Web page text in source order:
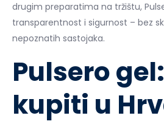
drugim preparatima na tržištu,
transparentnost i sigurnost – bez
nepoznatih sastojaka.
Pulsero
kupiti u